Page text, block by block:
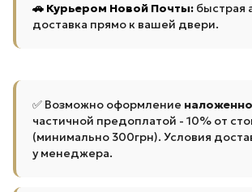
🚗 Курьером Новой Почты: быстрая
доставка прямо к вашей двери.
✅ Возможно оформление
частичной предоплатой - 10% от
(минимально 300грн). Условия
у менеджера.